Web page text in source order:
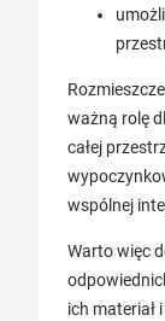
ważną rolę
całej
wspólnej
Warto więc
ich materiał